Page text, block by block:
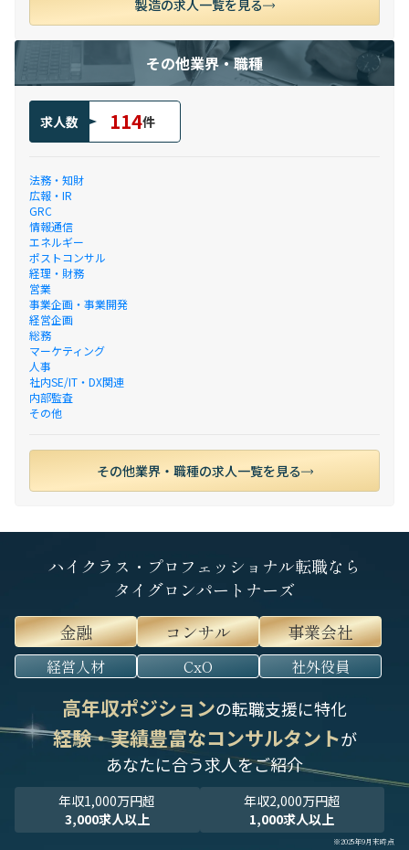
製造の求人一覧を見る
その他業界・職種
求人数 114件
法務・知財
広報・IR
GRC
情報通信
エネルギー
ポストコンサル
経理・財務
営業
事業企画・事業開発
経営企画
総務
マーケティング
人事
社内SE/IT・DX関連
内部監査
その他
その他業界・職種の求人一覧を見る
ハイクラス・プロフェッショナル転職なら
タイグロンパートナーズ
金融
コンサル 事業会社
経営人材 CxO 社外役員
高年収ポジションの転職支援に特化
経験・実績豊富なコンサルタントが
あなたに合う求人をご紹介
年収1,000万円超
3,000求人以上
年収2,000万円超
1,000求人以上
※2025年9月末時点